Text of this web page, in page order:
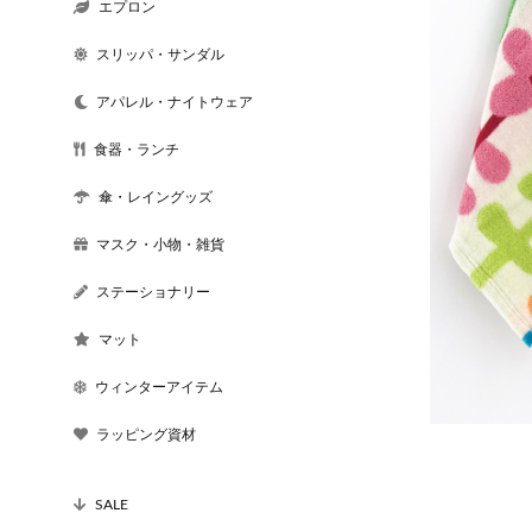
エプロン
スリッパ・サンダル
アパレル・ナイトウェア
食器・ランチ
傘・レイングッズ
マスク・小物・雑貨
ステーショナリー
マット
ウィンターアイテム
ラッピング資材
SALE